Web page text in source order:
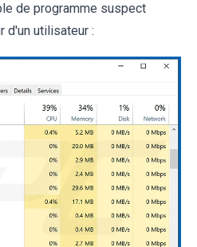
de programme suspect
d'un utilisateur :